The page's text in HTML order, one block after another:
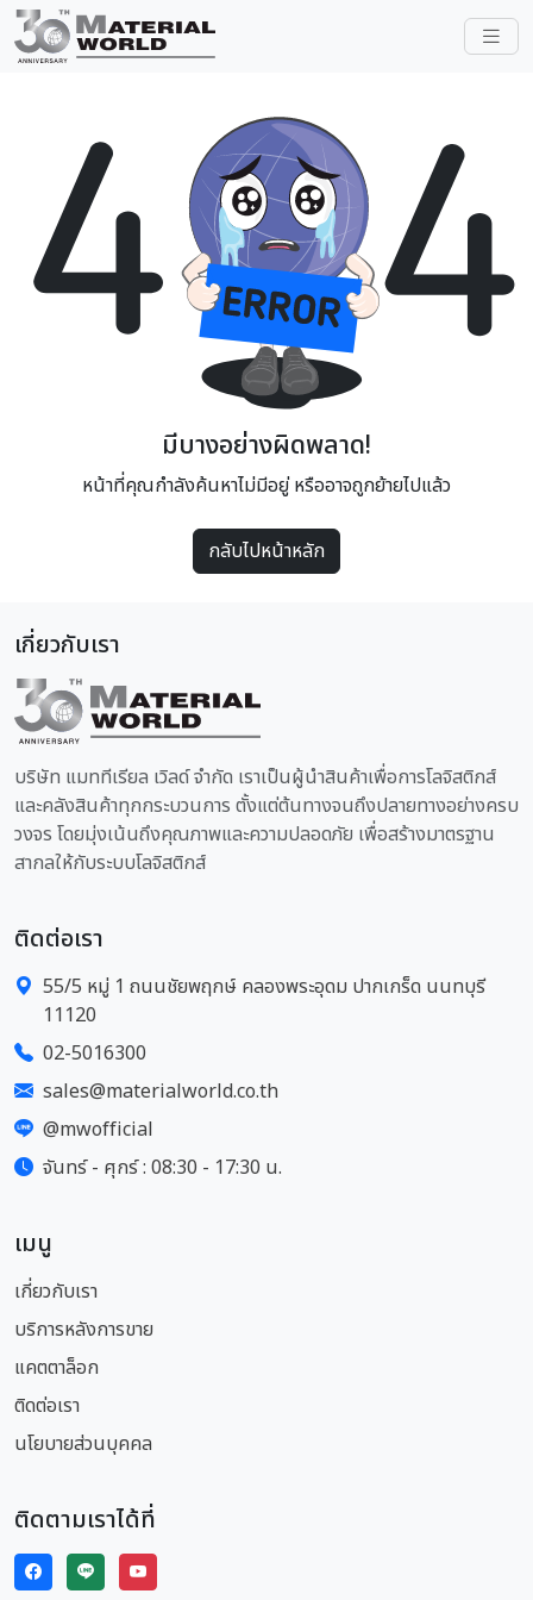
มีบางอย่างผิดพลาด!
หน้าที่คุณกำลังค้นหาไม่มีอยู่ หรืออาจถูกย้ายไปแล้ว
กลับไปหน้าหลัก
เกี่ยวกับเรา
บริษัท แมททีเรียล เวิลด์ จำกัด เราเป็นผู้นำสินค้าเพื่อการโลจิสติกส์
และคลังสินค้าทุกกระบวนการ ตั้งแต่ต้นทางจนถึงปลายทางอย่างครบ
วงจร โดยมุ่งเน้นถึงคุณภาพและความปลอดภัย เพื่อสร้างมาตรฐาน
สากลให้กับระบบโลจิสติกส์
ติดต่อเรา
55/5 หมู่ 1 ถนนชัยพฤกษ์ คลองพระอุดม ปากเกร็ด นนทบุรี
11120
02-5016300
sales@materialworld.co.th
@mwofficial
จันทร์ - ศุกร์ : 08:30 - 17:30 น.
เมนู
เกี่ยวกับเรา
บริการหลังการขาย
แคตตาล็อก
ติดต่อเรา
นโยบายส่วนบุคคล
ติดตามเราได้ที่